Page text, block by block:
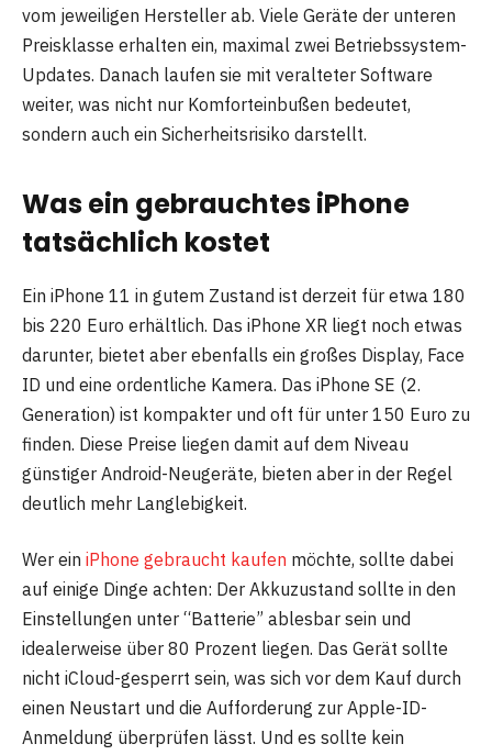
vom jeweiligen Hersteller ab. Viele Geräte der unteren
Preisklasse erhalten ein, maximal zwei Betriebssystem-
Updates. Danach laufen sie mit veralteter Software
weiter, was nicht nur Komforteinbußen bedeutet,
sondern auch ein Sicherheitsrisiko darstellt.
Was ein gebrauchtes iPhone
tatsächlich kostet
Ein iPhone 11 in gutem Zustand ist derzeit für etwa 180
bis 220 Euro erhältlich. Das iPhone XR liegt noch etwas
darunter, bietet aber ebenfalls ein großes Display, Face
ID und eine ordentliche Kamera. Das iPhone SE (2.
Generation) ist kompakter und oft für unter 150 Euro zu
finden. Diese Preise liegen damit auf dem Niveau
günstiger Android-Neugeräte, bieten aber in der Regel
deutlich mehr Langlebigkeit.
Wer ein iPhone gebraucht kaufen möchte, sollte dabei
auf einige Dinge achten: Der Akkuzustand sollte in den
Einstellungen unter “Batterie” ablesbar sein und
idealerweise über 80 Prozent liegen. Das Gerät sollte
nicht iCloud-gesperrt sein, was sich vor dem Kauf durch
einen Neustart und die Aufforderung zur Apple-ID-
Anmeldung überprüfen lässt. Und es sollte kein